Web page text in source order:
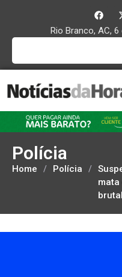
Rio Branco, AC,
Polícia
Home / Polícia /